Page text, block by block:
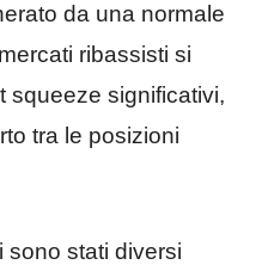
da una normale
ribassisti si
squeeze significativi,
tra le posizioni
sono stati diversi